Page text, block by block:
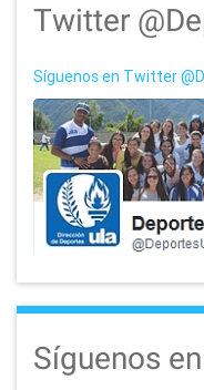
Twitter
Síguenos en Twitter
Síguenos